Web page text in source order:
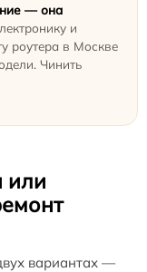
— она
и
роутера в Москве
Чинить
или
вариантах —